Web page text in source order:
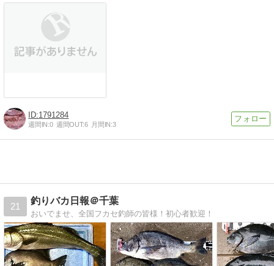
1791284
週間IN:0 週間OUT:6 月間IN:3
21
釣りバカ日報＠千葉
おいでませ、全国フカセ釣師の皆様！初心者歓迎！